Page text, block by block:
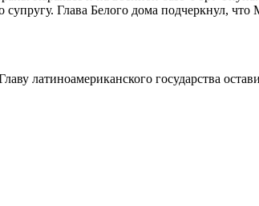
Глава Белого дома подчеркнул,
латиноамериканского государства